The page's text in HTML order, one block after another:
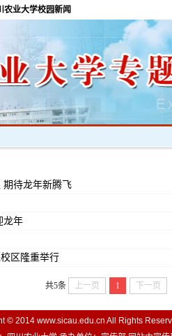
农业大学校园新闻
期待龙年新腾飞
龙年
区隆重举行
共5条 上一页 1 下一页
© 2014 www.sicau.edu.cn All Rights